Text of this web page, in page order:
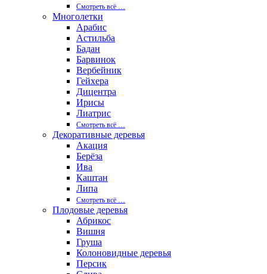
Смотреть вcё …
Многолетки
Арабис
Астильба
Бадан
Барвинок
Вербейник
Гейхера
Дицентра
Ирисы
Лиатрис
Смотреть вcё …
Декоративные деревья
Акация
Берёза
Ива
Каштан
Липа
Смотреть вcё …
Плодовые деревья
Абрикос
Вишня
Груша
Колоновидные деревья
Персик